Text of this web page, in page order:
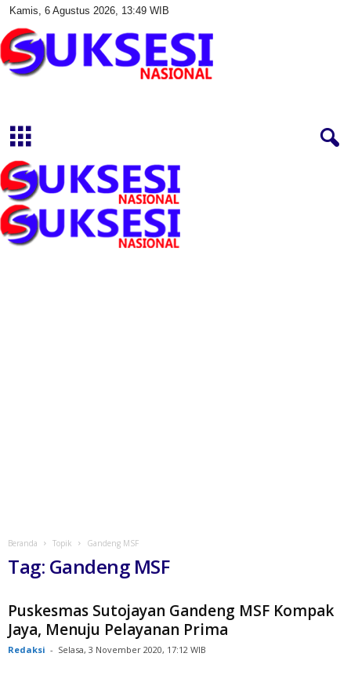
Kamis, 6 Agustus 2026, 13:49 WIB
s
i
a
s
Beranda Topik Gandeng MSF
Tag: Gandeng MSF
Puskesmas Sutojayan Gandeng MSF Kompak
Jaya, Menuju Pelayanan Prima
Redaksi - Selasa, 3 November 2020, 17:12 WIB